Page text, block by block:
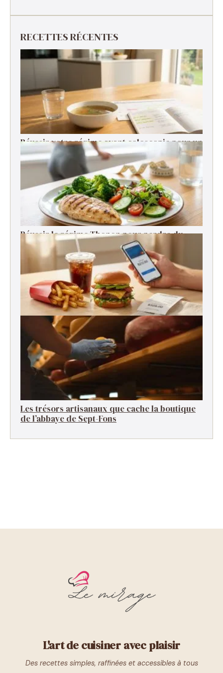
RECETTES RÉCENTES
Réussir votre régime avant coloscopie pour un
examen serein
Réussir le régime Thonon pour perdre du
poids rapidement
Pourquoi le fast-food est-il devenu si cher ?
Les trésors artisanaux que cache la boutique
de l’abbaye de Sept-Fons
L'art de cuisiner avec plaisir
Des recettes simples, raffinées et accessibles à tous